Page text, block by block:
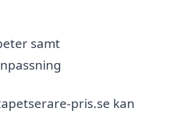
samt
pris.se kan